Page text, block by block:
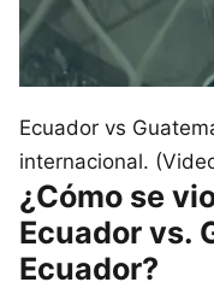
Ecuador vs
internacional.
¿Cómo se
Ecuador vs.
Ecuador?